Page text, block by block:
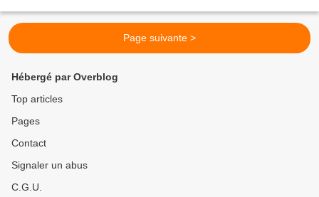
Page suivante >
Hébergé par Overblog
Top articles
Pages
Contact
Signaler un abus
C.G.U.